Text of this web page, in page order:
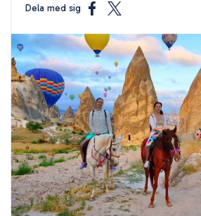
Dela med sig